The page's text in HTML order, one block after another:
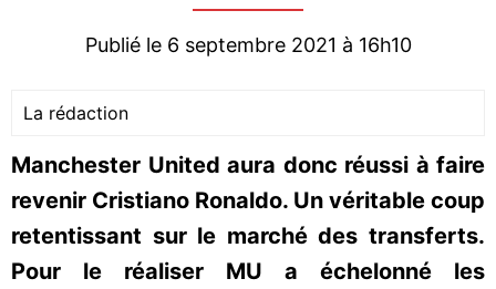
Publié le 6 septembre 2021 à 16h10
La rédaction
Manchester United aura donc réussi à faire
revenir Cristiano Ronaldo. Un véritable coup
retentissant sur le marché des transferts.
Pour le réaliser MU a échelonné les